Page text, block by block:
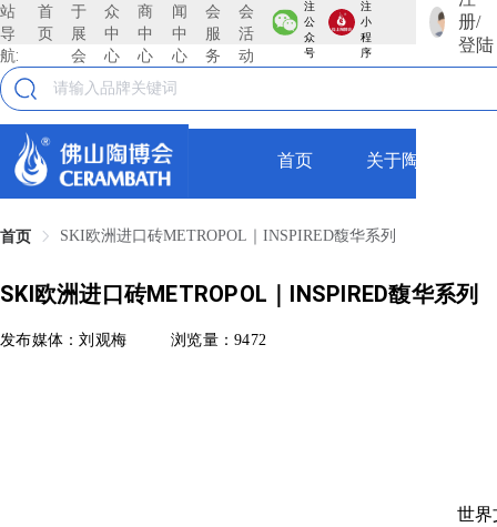
站
导
航:
首
页
于
展
会
众
中
心
商
中
心
闻
中
心
会
服
务
会
活
动
注
公
众
号
注
小
程
序
册/
登陆
首页 关于陶博会
首页 SKI欧洲进口砖METROPOL｜INSPIRED馥华系列
SKI欧洲进口砖METROPOL｜INSPIRED馥华系列
发布媒体：刘观梅 浏览量：9472
世界